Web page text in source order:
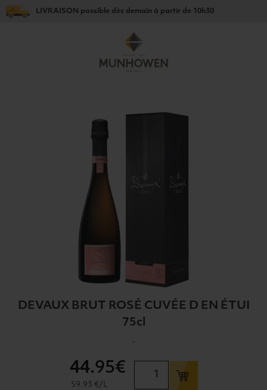
LIVRAISON possible dès demain à partir de 10h30
DEVAUX BRUT ROSÉ CUVÉE D EN ÉTUI
75cl
-
44.95€
59.93 €/L